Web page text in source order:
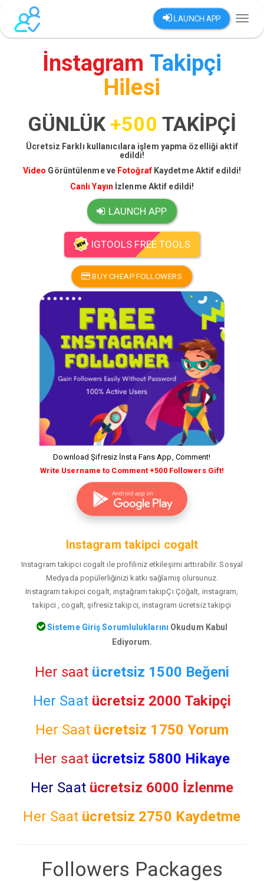
LAUNCH APP
İnstagram Takipçi
Hilesi
GÜNLÜK +500 TAKİPÇİ
Ücretsiz Farklı kullanıcılara işlem yapma özelliği aktif
edildi!
Video Görüntülenme ve Fotoğraf Kaydetme Aktif edildi!
Canlı Yayın İzlenme Aktif edildi!
LAUNCH APP
IGTOOLS FREE TOOLS
BUY CHEAP FOLLOWERS
Download Şifresiz İnsta Fans App, Comment!
Write Username to Comment +500 Followers Gift!
Instagram takipci cogalt
Instagram takipci cogalt ile profiliniz etkileşimi arttırabilir. Sosyal
Medyada popülerliğinizi katkı sağlamış olursunuz.
Instagram takipci cogalt, ınştağram takıpÇı Çöğalt, instagram,
takipci , cogalt, şifresiz takipci, instagram ücretsiz takipçi
Sisteme Giriş Sorumluluklarını Okudum Kabul
Ediyorum.
Her saat ücretsiz 1500 Beğeni
Her Saat ücretsiz 2000 Takipçi
Her Saat ücretsiz 1750 Yorum
Her saat ücretsiz 5800 Hikaye
Her Saat ücretsiz 6000 İzlenme
Her Saat ücretsiz 2750 Kaydetme
Followers Packages